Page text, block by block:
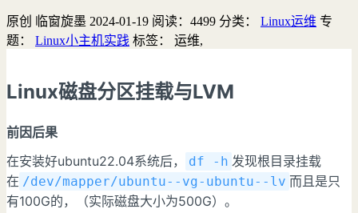
原创 临窗旋墨 2024-01-19 阅读： 4499 分类： Linux运维 专
题：
Linux小主机实践 标签： 运维,
Linux磁盘分区挂载与LVM
前因后果
在安装好ubuntu22.04系统后，
df -h 发现根目录挂载
在 /dev/mapper/ubuntu--vg-ubuntu--lv 而且是只
有100G的，（实际磁盘大小为500G）。